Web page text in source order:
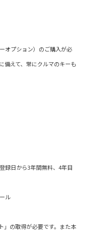
オプション）のご購入が必
えて、常にクルマのキーも
録日から3年間無料、4年目
ル
」の取得が必要です。また本